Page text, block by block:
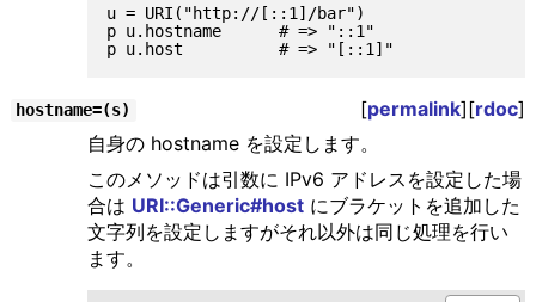
u = URI("http://[::1]/bar")
p u.hostname      # => "::1"
hostname=(s) [permalink][rdoc]
自身の hostname を設定します。
このメソッドは引数に IPv6 アドレスを設定した場
合は URI::Generic#hostにブラケットを追加した
文字列を設定しますがそれ以外は同じ処理を行い
ます。